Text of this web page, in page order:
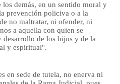
demás, en un sentido moral y
prevención policiva o a la
no maltratar, ni ofender, ni
a aquella con quien se
desarrollo de los hijos y de la
y espiritual".
en sede de tutela, no enerva ni